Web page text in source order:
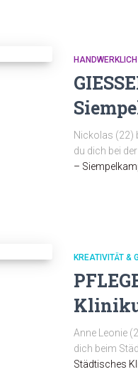
Nickolas (22)
du dich bei
–
KREATIVITÄT &
Anne Leonie
dich beim
Städtisches